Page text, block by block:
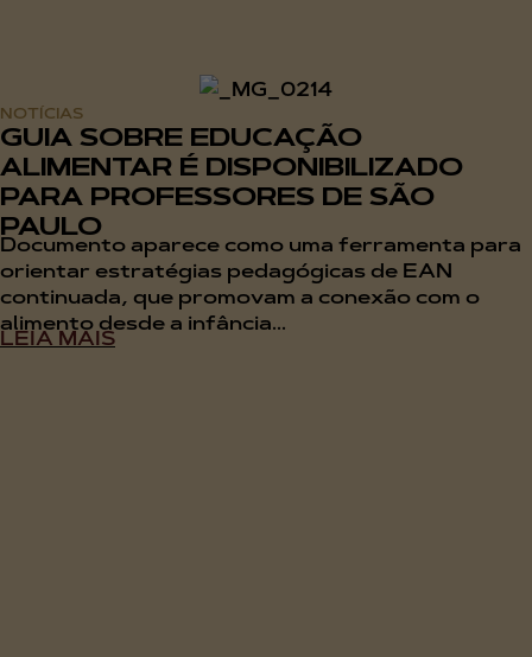
NOTÍCIAS
GUIA SOBRE EDUCAÇÃO
ALIMENTAR É DISPONIBILIZADO
PARA PROFESSORES DE SÃO
PAULO
Documento aparece como uma ferramenta para
orientar estratégias pedagógicas de EAN
continuada, que promovam a conexão com o
alimento desde a infância...
LEIA MAIS